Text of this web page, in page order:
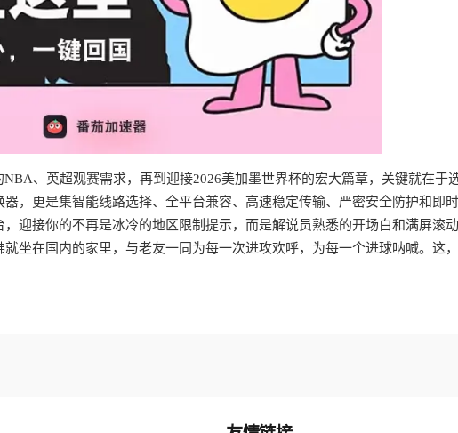
、英超观赛需求，再到迎接2026美加墨世界杯的宏大篇章，关键就在于
，更是集智能线路选择、全平台兼容、高速稳定传输、严密安全防护和即
迎接你的不再是冰冷的地区限制提示，而是解说员熟悉的开场白和满屏滚动
坐在国内的家里，与老友一同为每一次进攻欢呼，为每一个进球呐喊。这